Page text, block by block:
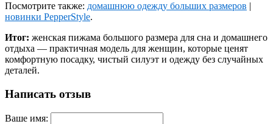
Посмотрите также: домашнюю одежду больших размеров |
новинки PepperStyle.
Итог: женская пижама большого размера для сна и домашнего
отдыха — практичная модель для женщин, которые ценят
комфортную посадку, чистый силуэт и одежду без случайных
деталей.
Написать отзыв
Ваше имя: